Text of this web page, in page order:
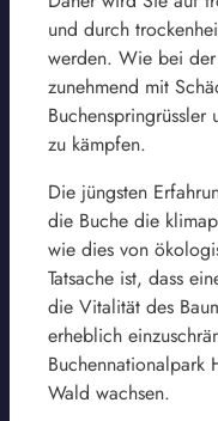
und durch
werden. Wie bei
zunehmend mit
zu kämpfen.
Die jüngsten
die Buche die
wie dies von
Tatsache ist, dass
die Vitalität des
erheblich
Buchennationalpark
Wald wachsen.